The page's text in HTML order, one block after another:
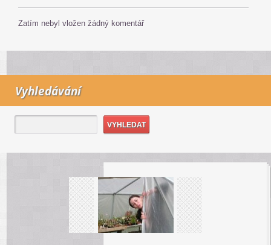
Zatím nebyl vložen žádný komentář
Vyhledávání